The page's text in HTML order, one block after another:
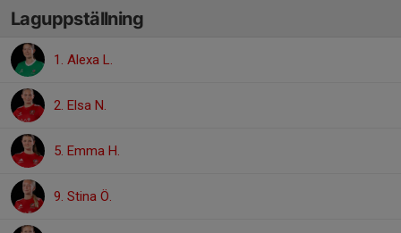
Laguppställning
1. Alexa L.
2. Elsa N.
5. Emma H.
9. Stina Ö.